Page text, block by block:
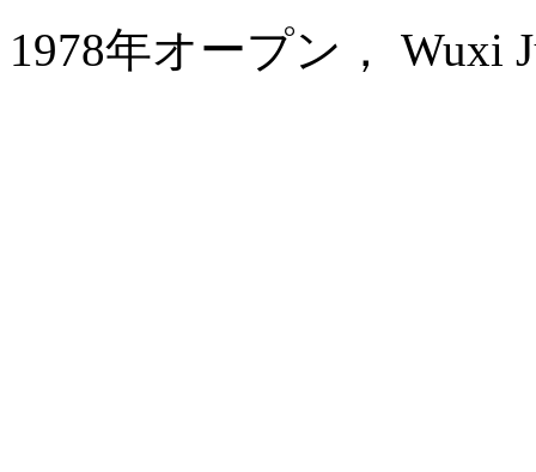
1978年オープン， Wuxi